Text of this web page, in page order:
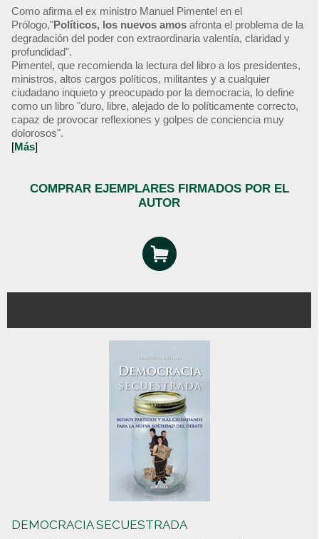
Como afirma el ex ministro Manuel Pimentel en el
Prólogo,"Políticos, los nuevos amos afronta el problema de la
degradación del poder con extraordinaria valentía, claridad y
profundidad".
Pimentel, que recomienda la lectura del libro a los presidentes,
ministros, altos cargos políticos, militantes y a cualquier
ciudadano inquieto y preocupado por la democracia, lo define
como un libro "duro, libre, alejado de lo políticamente correcto,
capaz de provocar reflexiones y golpes de conciencia muy
dolorosos".
[Más]
COMPRAR EJEMPLARES FIRMADOS POR EL
AUTOR
DEMOCRACIA SECUESTRADA